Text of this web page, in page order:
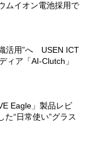
ムイオン電池採用で
活用”へ USEN ICT
ィア「AI-Clutch」
Eagle」製品レビ
“日常使い”グラス